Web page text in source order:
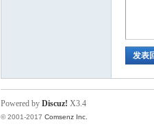
发表
Powered by Discuz! X3.4
© 2001-2017 Comsenz Inc.